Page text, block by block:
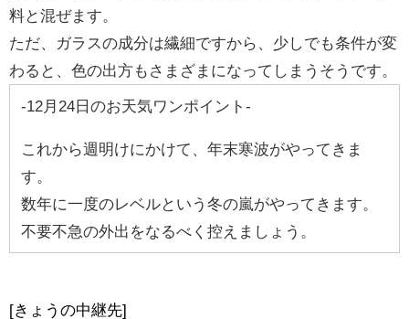
料と混ぜます。
ただ、ガラスの成分は繊細ですから、少しでも条件が変
わると、色の出方もさまざまになってしまうそうです。
-12月24日のお天気ワンポイント-
これから週明けにかけて、年末寒波がやってきま
す。
数年に一度のレベルという冬の嵐がやってきます。
不要不急の外出をなるべく控えましょう。
[きょうの中継先]